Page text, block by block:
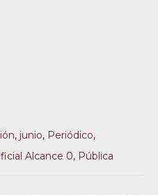
, junio, Periódico,
Alcance 0, Pública